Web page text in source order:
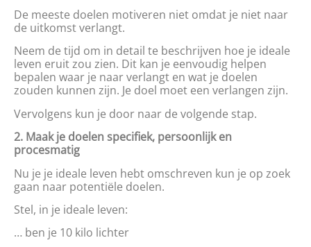
De meeste doelen motiveren niet omdat je niet naar
de uitkomst verlangt.
Neem de tijd om in detail te beschrijven hoe je ideale
leven eruit zou zien. Dit kan je eenvoudig helpen
bepalen waar je naar verlangt en wat je doelen
zouden kunnen zijn. Je doel moet een verlangen zijn.
Vervolgens kun je door naar de volgende stap.
2. Maak je doelen specifiek, persoonlijk en
procesmatig
Nu je je ideale leven hebt omschreven kun je op zoek
gaan naar potentiële doelen.
Stel, in je ideale leven:
… ben je 10 kilo lichter